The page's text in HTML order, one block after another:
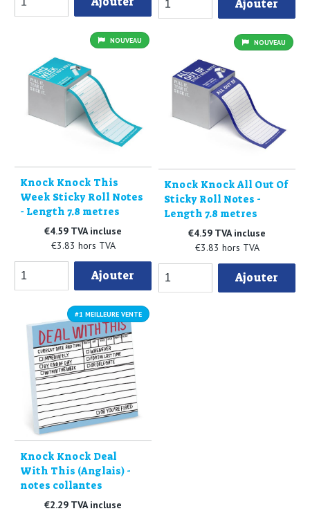
Ajouter
NOUVEAU
Knock Knock This
Week Sticky Roll Notes
- Length 7.8 metres
€4.59 TVA incluse
€3.83 hors TVA
Ajouter
NOUVEAU
Knock Knock All Out Of
Sticky Roll Notes -
Length 7.8 metres
€4.59 TVA incluse
€3.83 hors TVA
Ajouter
#1 MEILLEURE VENTE
Knock Knock Deal
With This (Anglais) -
notes collantes
€2.29 TVA incluse